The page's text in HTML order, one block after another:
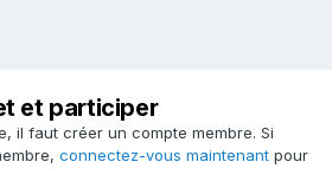
et participer
il faut créer un compte membre. Si
connectez-vous maintenant pour